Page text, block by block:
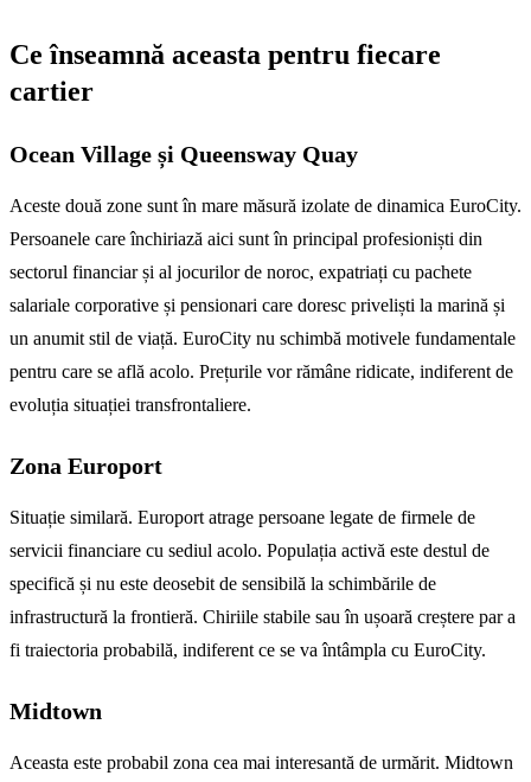
Ce înseamnă aceasta pentru fiecare
cartier
Ocean Village și Queensway Quay
Aceste două zone sunt în mare măsură izolate de dinamica EuroCity.
Persoanele care închiriază aici sunt în principal profesioniști din
sectorul financiar și al jocurilor de noroc, expatriați cu pachete
salariale corporative și pensionari care doresc priveliști la marină și
un anumit stil de viață. EuroCity nu schimbă motivele fundamentale
pentru care se află acolo. Prețurile vor rămâne ridicate, indiferent de
evoluția situației transfrontaliere.
Zona Europort
Situație similară. Europort atrage persoane legate de firmele de
servicii financiare cu sediul acolo. Populația activă este destul de
specifică și nu este deosebit de sensibilă la schimbările de
infrastructură la frontieră. Chiriile stabile sau în ușoară creștere par a
fi traiectoria probabilă, indiferent ce se va întâmpla cu EuroCity.
Midtown
Aceasta este probabil zona cea mai interesantă de urmărit. Midtown